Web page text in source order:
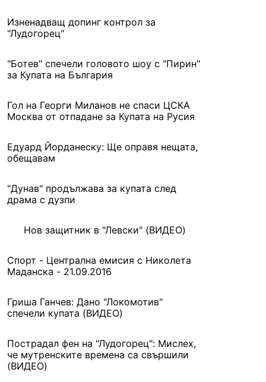
Изненадващ допинг контрол за
"Лудогорец"
"Ботев" спечели головото шоу с "Пирин"
за Купата на България
Гол на Георги Миланов не спаси ЦСКА
Москва от отпадане за Купата на Русия
Едуард Йорданеску: Ще оправя нещата,
обещавам
"Дунав" продължава за купата след
драма с дузпи
Нов защитник в "Левски" (ВИДЕО)
Спорт - Централна емисия с Николета
Маданска - 21.09.2016
Гриша Ганчев: Дано "Локомотив"
спечели купата (ВИДЕО)
Пострадал фен на "Лудогорец": Мислех,
че мутренските времена са свършили
(ВИДЕО)